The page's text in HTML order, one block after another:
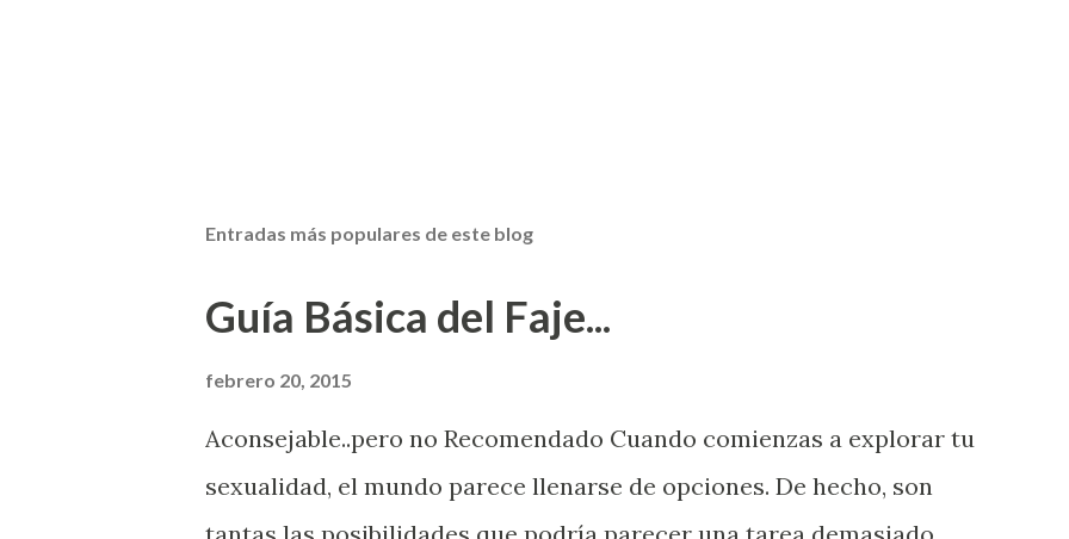
Entradas más populares de este blog
Guía Básica del Faje...
febrero 20, 2015
Aconsejable..pero no Recomendado Cuando comienzas a explorar tu
sexualidad, el mundo parece llenarse de opciones. De hecho, son